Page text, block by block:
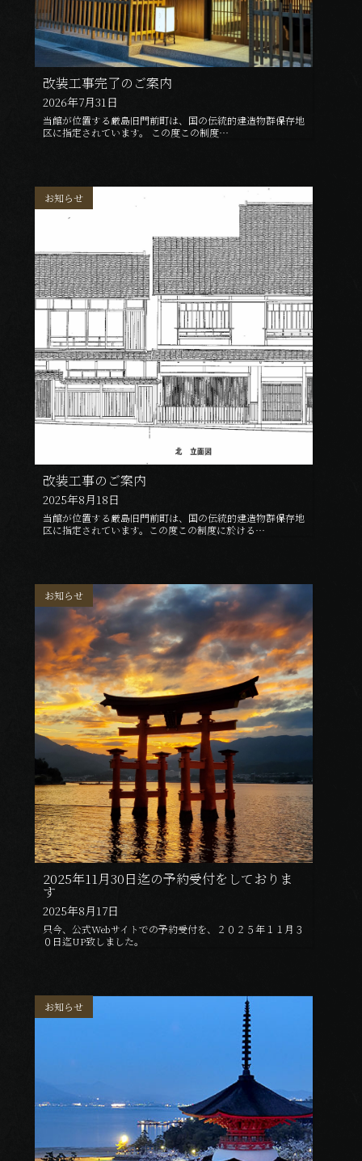
Tel.0829-44-0039
受付時間 9:00〜21:00
改装工事完了のご案内
2026年7月31日
当館が位置する厳島旧門前町は、国の伝統的建造物群保存地
区に指定されています。 この度この制度…
お知らせ
改装工事のご案内
2025年8月18日
当館が位置する厳島旧門前町は、国の伝統的建造物群保存地
区に指定されています。この度この制度に於ける…
お知らせ
2025年11月30日迄の予約受付をしておりま
す
2025年8月17日
只今、公式Webサイトでの予約受付を、２０２５年１１月３
０日迄UP致しました。
お知らせ